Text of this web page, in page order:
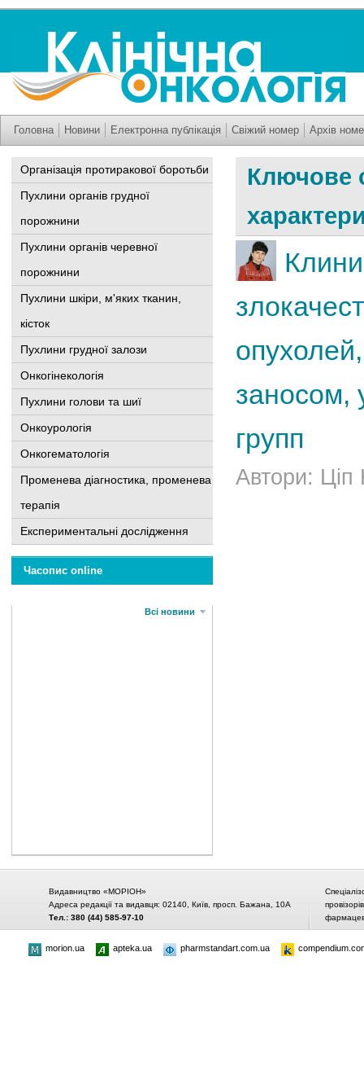
Головна Новини Електронна публікація Свіжий номер Архів
Організація протиракової боротьби
Пухлини органів грудної
порожнини
Пухлини органів черевної
порожнини
Пухлини шкіри, м'яких тканин,
кісток
Пухлини грудної залози
Онкогінекологія
Пухлини голови та шиї
Онкоурологія
Онкогематологія
Променева діагностика, променева
терапія
Експериментальні дослідження
Часопис online
Всі новини
Ключове
заносом,
групп
Автори:
Видавництво «МОРІОН»
Адреса редакції та видавця: 02140, Київ, просп. Бажана, 10А
Тел.: 380 (44) 585-97-10
morion.ua apteka.ua pharmstandart.com.ua